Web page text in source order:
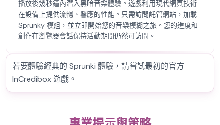
播放後幾秒鐘內潛入黑暗音樂體驗。遊戲利用現代網頁技術
在設備上提供流暢、響應的性能。只需訪問託管網站，加載
Sprunky 模組，並立即開始您的音樂模糊之旅。您的進度和
創作在瀏覽器會話保持活動期間仍然可訪問。
若要體驗經典的 Sprunki 體驗，請嘗試最初的官方
InCredibox 遊戲。